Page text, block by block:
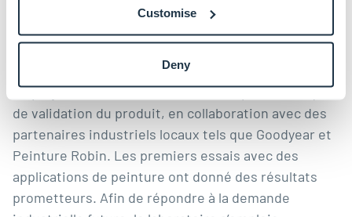
Customise
Deny
Du laboratoire au marché :
une solution verte
Le projet est actuellement dans une phase critique
de validation du produit, en collaboration avec des
partenaires industriels locaux tels que Goodyear et
Peinture Robin. Les premiers essais avec des
applications de peinture ont donné des résultats
prometteurs. Afin de répondre à la demande